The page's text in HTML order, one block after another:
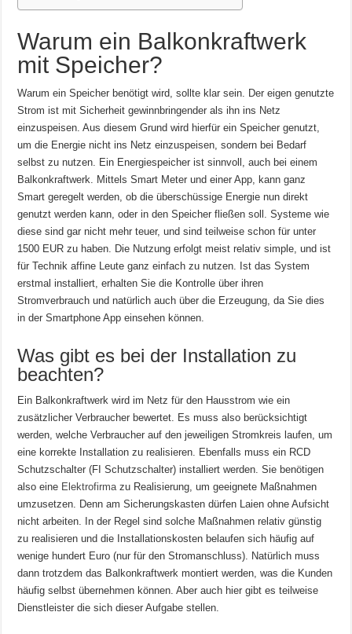
Warum ein Balkonkraftwerk
mit Speicher?
Warum ein Speicher benötigt wird, sollte klar sein. Der eigen genutzte
Strom ist mit Sicherheit gewinnbringender als ihn ins Netz
einzuspeisen. Aus diesem Grund wird hierfür ein Speicher genutzt,
um die Energie nicht ins Netz einzuspeisen, sondern bei Bedarf
selbst zu nutzen. Ein Energiespeicher ist sinnvoll, auch bei einem
Balkonkraftwerk. Mittels Smart Meter und einer App, kann ganz
Smart geregelt werden, ob die überschüssige Energie nun direkt
genutzt werden kann, oder in den Speicher fließen soll. Systeme wie
diese sind gar nicht mehr teuer, und sind teilweise schon für unter
1500 EUR zu haben. Die Nutzung erfolgt meist relativ simple, und ist
für Technik affine Leute ganz einfach zu nutzen. Ist das System
erstmal installiert, erhalten Sie die Kontrolle über ihren
Stromverbrauch und natürlich auch über die Erzeugung, da Sie dies
in der Smartphone App einsehen können.
Was gibt es bei der Installation zu
beachten?
Ein Balkonkraftwerk wird im Netz für den Hausstrom wie ein
zusätzlicher Verbraucher bewertet. Es muss also berücksichtigt
werden, welche Verbraucher auf den jeweiligen Stromkreis laufen, um
eine korrekte Installation zu realisieren. Ebenfalls muss ein RCD
Schutzschalter (FI Schutzschalter) installiert werden. Sie benötigen
also eine Elektrofirmazu Realisierung, um geeignete Maßnahmen
umzusetzen. Denn am Sicherungskasten dürfen Laien ohne Aufsicht
nicht arbeiten. In der Regel sind solche Maßnahmen relativ günstig
zu realisieren und die Installationskosten belaufen sich häufig auf
wenige hundert Euro (nur für den Stromanschluss). Natürlich muss
dann trotzdem das Balkonkraftwerk montiert werden, was die Kunden
häufig selbst übernehmen können. Aber auch hier gibt es teilweise
Dienstleister die sich dieser Aufgabe stellen.